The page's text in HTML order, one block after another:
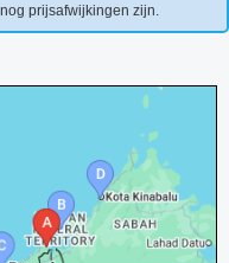
prijsafwijkingen zijn.